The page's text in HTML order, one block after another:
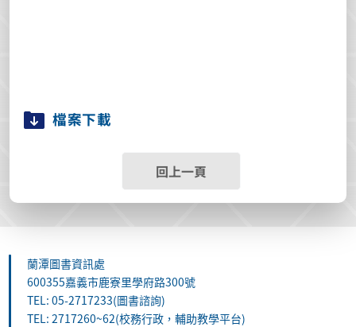
檔案下載
回上一頁
蘭潭圖書資訊處
600355嘉義市鹿寮里學府路300號
TEL: 05-2717233(圖書諮詢)
TEL: 2717260~62(校務行政，輔助教學平台)